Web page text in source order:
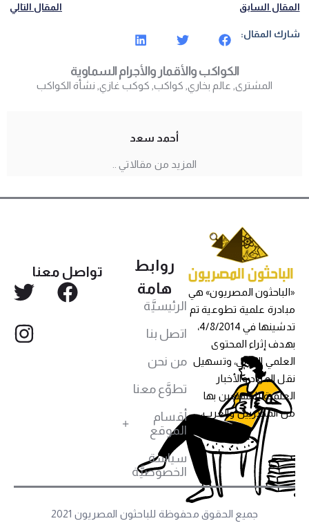
المقال السابق المقال التالي
شارك المقال:
الكواكب والأقمار والأجرام السماوية
المشترى عالم بخاري كواكب كوكب غازي نشأة الكواكب
أحمد سعد
المزيد من مقالاتي ..
«الباحثون المصريون» هي
مبادرة علمية تطوعية تم
تدشينها في 4/8/2014،
بهدف إثراء المحتوى
العلمي العربي، وتسهيل
نقل المواد والأخبار
العلمية للمهتمين بها
من المصريين والعرب،
روابط
هامة
الرئيسيَّة
اتصل بنا
من نحن
تطوَّع معنا
أقسام
الموقع
سياسة
الخصوصيَّة
تواصل معنا
جميع الحقوق محفوظة للباحثون المصريون 2021